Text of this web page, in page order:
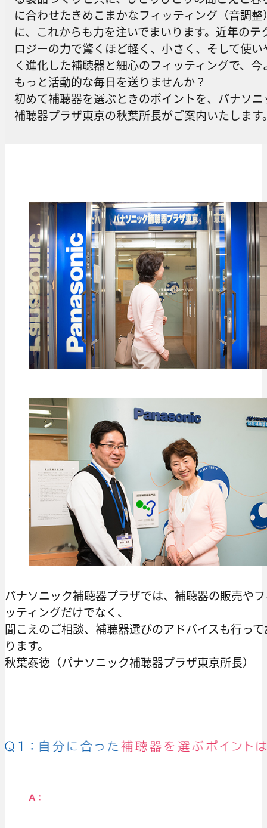
に合わせたきめこまかなフィッティング（音調整
に、これからも力を注いでまいります。近年のテ
ロジーの力で驚くほど軽く、小さく、そして使い
く進化した補聴器と細心のフィッティングで、今
もっと活動的な毎日を送りませんか？
初めて補聴器を選ぶときのポイントを、 パナソニ
補聴器プラザ東京の秋葉所長がご案内いたします
パナソニック補聴器プラザでは、補聴器の販売や
ッティングだけでなく、
聞こえのご相談、補聴器選びのアドバイスも行って
ります。
秋葉泰徳（パナソニック補聴器プラザ東京所長）